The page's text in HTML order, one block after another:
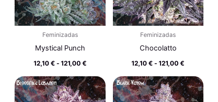
Feminizadas
Mystical Punch
12,10€ - 121,00€
Feminizadas
Chocolatto
12,10€ - 121,00€
Rango
de
precios:
Rango
de
precios: